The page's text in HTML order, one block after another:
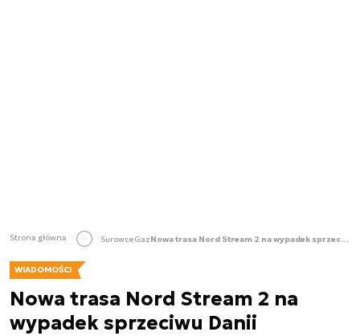
Strona główna SurowceGaz Nowa trasa Nord Stream 2 na wypadek sprzeciwu Danii
WIADOMOŚCI
Nowa trasa Nord Stream 2 na
wypadek sprzeciwu Danii